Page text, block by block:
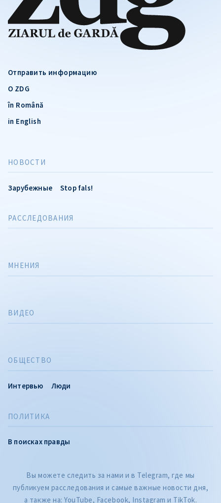
Отправить информацию
О ZDG
în Română
in English
НОВОСТИ
Зарубежные Stop fals!
ПОЛИТИКА
В поисках правды
РАССЛЕДОВАНИЯ
ОБЩЕСТВО
Интервью Люди
МНЕНИЯ
ВИДЕО
Вы можете следить за нами и в Telegram, где мы
публикуем расследования и самые важные новости дня,
а также на: YouTube, Facebook, Instagram и TikTok.